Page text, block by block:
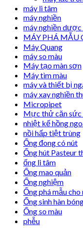
máy li tâm
máy nghiền
máy nghiền dược
MÁY PHÁ MẪU
Máy Quang
máy so màu
Máy tạo màn sơn
Máy tìm màu
máy và thiết bị
máy xay nghiền
Micropipet
Mực thử căn
nhiệt kế hồng
nồi hấp tiệt trùng
Ống đong có nút
Ống hút Pasteur
ống li tâm
Ống mao quản
Ống nghiệm
Ống phá mẫu
Ống sinh hàn
Ống so màu
phễu